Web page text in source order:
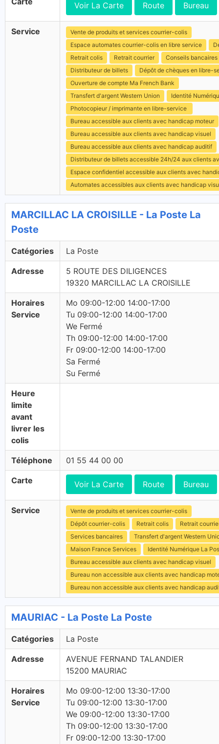
Voir La Carte Route Bureau
Service
Vente de produits et services courrier-colis
Espace automates courrier-colis en libre service
Retrait colis
Retrait courrier
Conseils bancaires
Distributeur de billets
Dépôt de chèques en libre-
Ouverture de compte Ma French Bank
Transfert d'argent Western Union
Identité
Photocopieur / imprimante en libre-service
Bureau accessible aux clients avec handicap moteur
Bureau accessible aux clients avec handicap visuel
Bureau accessible aux clients avec handicap auditif
Distributeur de billets accessible 24h/24 aux clients
Espace confidentiel accessible aux clients avec
Automates accessibles aux clients avec handicap
MARCILLAC LA CROISILLE - La Poste La
Poste
Catégories La Poste
Adresse
5 ROUTE DES DILIGENCES
19320 MARCILLAC LA CROISILLE
Horaires
Service
Mo 09:00-12:00 14:00-17:00
Tu 09:00-12:00 14:00-17:00
We Fermé
Th 09:00-12:00 14:00-17:00
Fr 09:00-12:00 14:00-17:00
Sa Fermé
Su Fermé
Heure
limite
avant
livrer les
colis
Téléphone 01 55 44 00 00
Carte Voir La Carte Route Bureau
Service
Vente de produits et services courrier-colis
Dépôt courrier-colis
Retrait colis
Retrait
Services bancaires
Transfert d'argent Western
Maison France Services
Identité Numérique La
Bureau accessible aux clients avec handicap visuel
Bureau non accessible aux clients avec handicap
Bureau non accessible aux clients avec handicap
MAURIAC - La Poste La Poste
Catégories La Poste
Adresse
AVENUE FERNAND TALANDIER
15200 MAURIAC
Horaires
Service
Mo 09:00-12:00 13:30-17:00
Tu 09:00-12:00 13:30-17:00
We 09:00-12:00 13:30-17:00
Th 09:00-12:00 13:30-17:00
Fr 09:00-12:00 13:30-17:00